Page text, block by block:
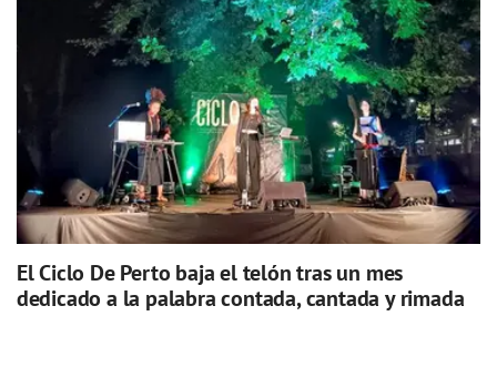
El Ciclo De Perto baja el telón tras un mes
dedicado a la palabra contada, cantada y rimada